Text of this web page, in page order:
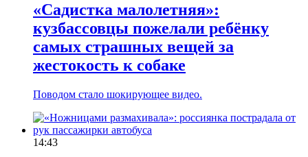
«Садистка малолетняя»:
кузбассовцы пожелали ребёнку
самых страшных вещей за
жестокость к собаке
Поводом стало шокирующее видео.
14:43